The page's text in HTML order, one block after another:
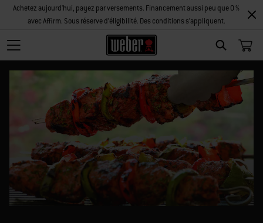
SEARCH
Achetez aujourd'hui, payez par versements. Financement aussi peu que 0 %
avec Affirm. Sous réserve d’éligibilité. Des conditions s’appliquent.